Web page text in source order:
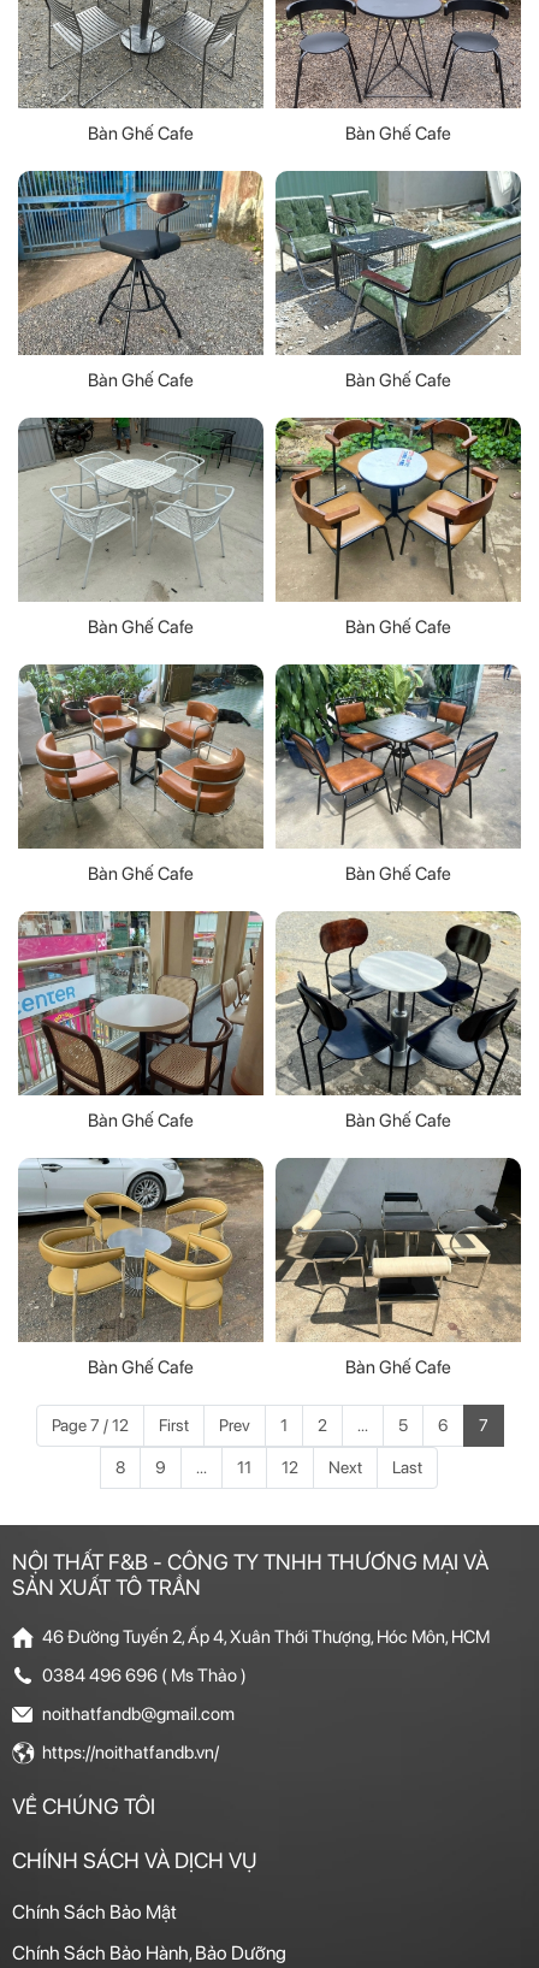
Bàn Ghế Cafe Bàn Ghế Cafe
Bàn Ghế Cafe Bàn Ghế Cafe
Bàn Ghế Cafe Bàn Ghế Cafe
Bàn Ghế Cafe Bàn Ghế Cafe
Bàn Ghế Cafe Bàn Ghế Cafe
Bàn Ghế Cafe Bàn Ghế Cafe
Page 7 / 12 First Prev 1 2 ... 5 6 7
8 9 ... 11 12 Next Last
NỘI THẤT F&B - CÔNG TY TNHH THƯƠNG MẠI VÀ
SẢN XUẤT TÔ TRẦN
46 Đường Tuyến 2, Ấp 4, Xuân Thới Thượng, Hóc Môn, HCM
0384 496 696 ( Ms Thảo )
noithatfandb@gmail.com
https://noithatfandb.vn/
VỀ CHÚNG TÔI
CHÍNH SÁCH VÀ DỊCH VỤ
Chính Sách Bảo Mật
Chính Sách Bảo Hành, Bảo Dưỡng